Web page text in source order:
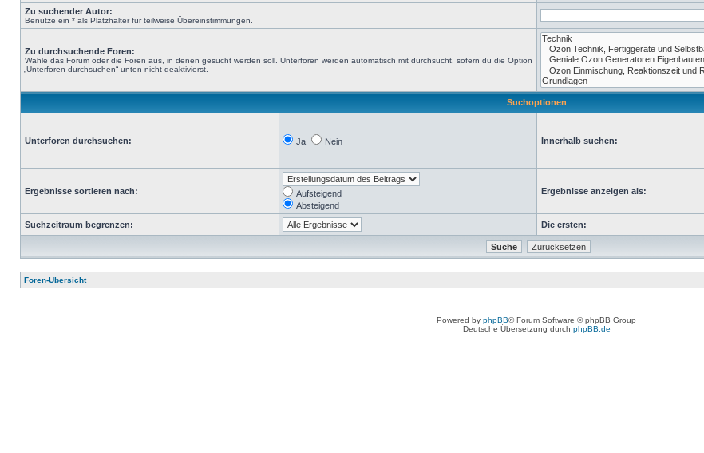
Zu suchender Autor:
Benutze ein * als Platzhalter für teilweise Übereinstimmungen.
Zu durchsuchende Foren:
Wähle das Forum oder die Foren aus, in denen gesucht werden soll. Unterforen werden automatisch mit durchsucht, sofern du die Option
„Unterforen durchsuchen“ unten nicht deaktivierst.
Suchoptionen
Unterforen durchsuchen: Ja Nein Innerhalb suchen:
Ergebnisse sortieren nach:
Aufsteigend
Absteigend
Ergebnisse anzeigen als:
Suchzeitraum begrenzen: Die ersten:
Foren-Übersicht
Powered by phpBB® Forum Software © phpBB Group
Deutsche Übersetzung durch phpBB.de